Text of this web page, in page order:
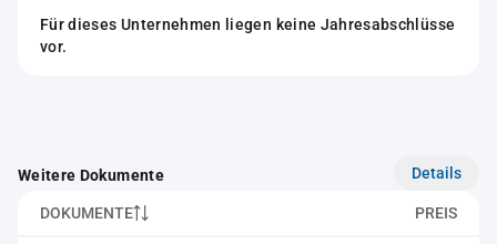
Für dieses Unternehmen liegen keine Jahresabschlüsse
vor.
Weitere Dokumente Details
DOKUMENTE PREIS